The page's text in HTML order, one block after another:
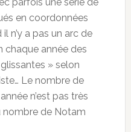
en coordonnées
n’y a pas un arc de
chaque année des
» selon
Le nombre de
n’est pas très
de Notam